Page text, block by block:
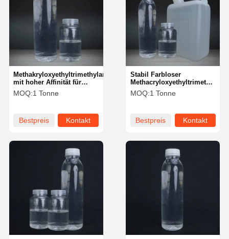
Startseite Produkte Über Uns
Stabil Farbloser
Methacryloxyethyltrimethyl
Ammoniumchlorid Matc
Lagerung 6 Monate unter
MOQ:1 Tonne
Bestpreis Kontakt
Methakryloxyethyltrimethylammoniumchlorid
mit hoher Affinität für
anionische Stoffe
MOQ:1 Tonne
Bestpreis Kontakt